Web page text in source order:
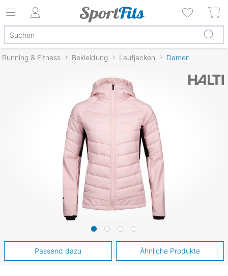
Running & Fitness Bekleidung Laufjacken Damen
Passend dazu Ähnliche Produkte